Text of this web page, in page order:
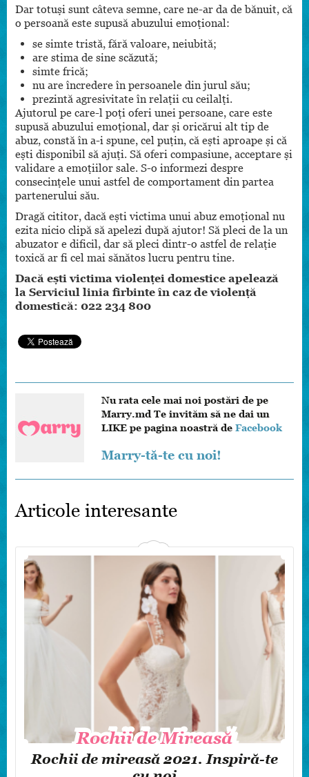
Dar totuși sunt câteva semne, care ne-ar da de bănuit, că
o persoană este supusă abuzului emoțional:
se simte tristă, fără valoare, neiubită;
are stima de sine scăzută;
simte frică;
nu are încredere în persoanele din jurul său;
prezintă agresivitate în relații cu ceilalți.
Ajutorul pe care-l poți oferi unei persoane, care este
supusă abuzului emoțional, dar și oricărui alt tip de
abuz, constă în a-i spune, cel puțin, că ești aproape și că
ești disponibil să ajuți. Să oferi compasiune, acceptare și
validare a emoțiilor sale. S-o informezi despre
consecințele unui astfel de comportament din partea
partenerului său.
Dragă cititor, dacă ești victima unui abuz emoțional nu
ezita nicio clipă să apelezi după ajutor! Să pleci de la un
abuzator e dificil, dar să pleci dintr-o astfel de relație
toxică ar fi cel mai sănătos lucru pentru tine.
Dacă ești victima violenței domestice apelează
la Serviciul linia firbinte în caz de violență
domestică: 022 234 800
Nu rata cele mai noi postări de pe
Marry.md Te invităm să ne dai un
LIKE pe pagina noastră de Facebook
Marry-tă-te cu noi!
Articole interesante
Rochii de Mireasă
Rochii de Mireasă
Rochii de mireasă 2021. Inspiră-te